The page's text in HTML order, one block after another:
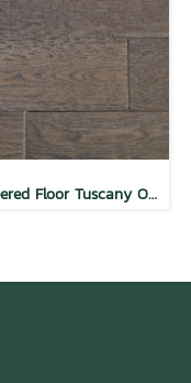
Engineered Floor Tuscany Oak